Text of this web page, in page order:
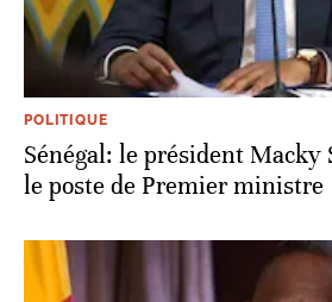
POLITIQUE
Sénégal: le président
le poste de Premier ministre